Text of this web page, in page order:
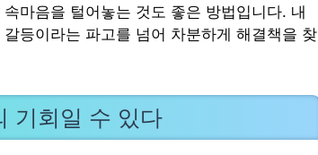
마음을 털어놓는 것도 좋은 방법입니다. 내
등이라는 파고를 넘어 차분하게 해결책을 찾
기회일 수 있다